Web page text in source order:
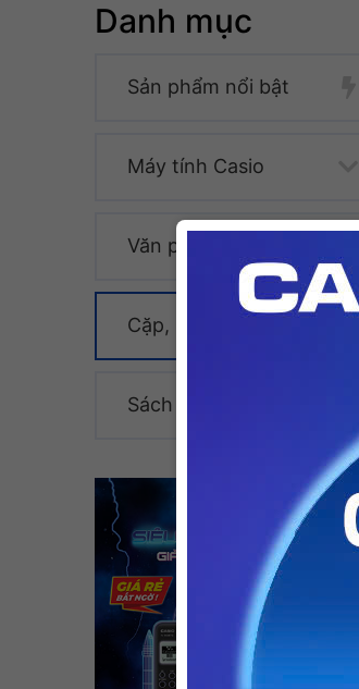
Danh mục
Sản phẩm nổi bật
Máy tính Casio
Văn phòng phẩm
Cặp, Ba lô
Sách